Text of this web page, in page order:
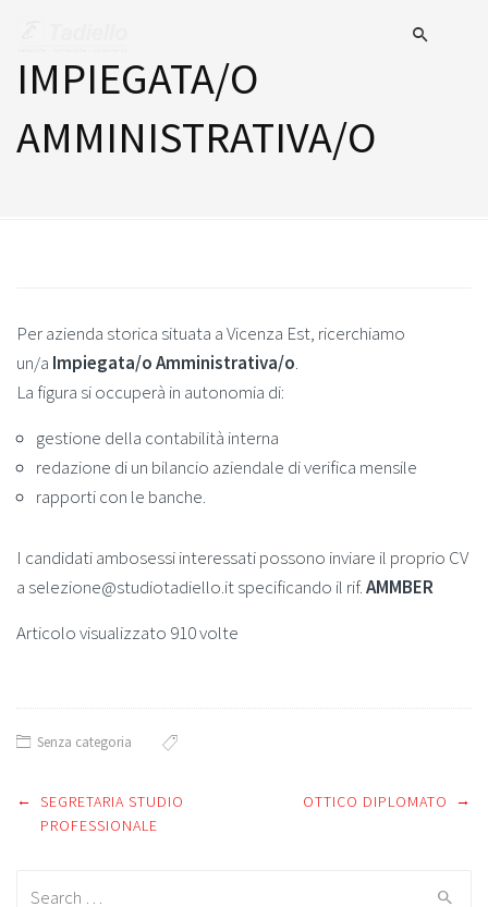
IMPIEGATA/O
AMMINISTRATIVA/O
Per azienda storica situata a Vicenza Est, ricerchiamo
un/a Impiegata/o Amministrativa/o.
La figura si occuperà in autonomia di:
gestione della contabilità interna
redazione di un bilancio aziendale di verifica mensile
rapporti con le banche.
I candidati ambosessi interessati possono inviare il proprio CV
a selezione@studiotadiello.it specificando il rif.AMMBER
Articolo visualizzato 910 volte
Senza categoria
Post
navigation
← SEGRETARIA STUDIO
PROFESSIONALE
OTTICO DIPLOMATO →